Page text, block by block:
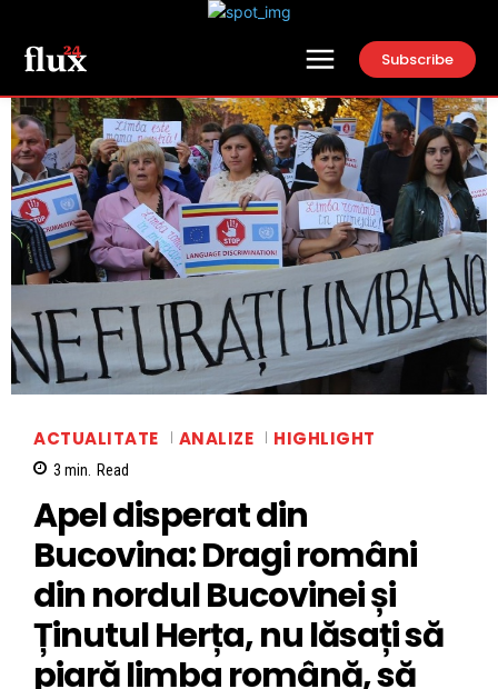
Subscribe
ACTUALITATE ANALIZE HIGHLIGHT
3 min. Read
Apel disperat din
Bucovina: Dragi români
din nordul Bucovinei și
Ținutul Herța, nu lăsați să
piară limba română, să